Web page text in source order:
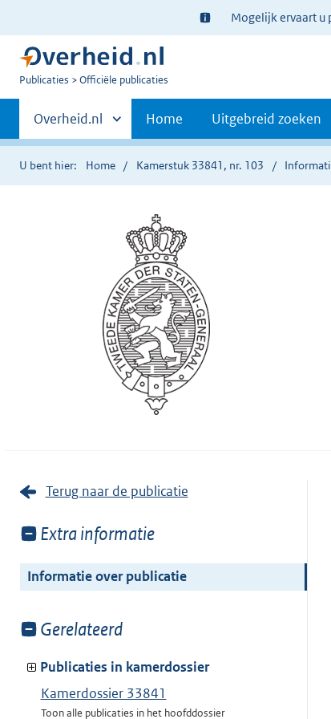
Ter
informatie:
Mogelijk ervaart u
U
Publicaties Officiële publicaties
Primaire
navigatie
Andere
sites
binnen
Overheid.nl Home Uitgebreid zoeken
U bent hier: Home Kamerstuk 33841, nr. 103
Terug naar de publicatie
Toon
van:
Extra informatie
Informatie over publicatie
Toon
van:
Gerelateerd
Publicaties in kamerdossier
Kamerdossier 33841
Toon alle publicaties in het hoofddossier